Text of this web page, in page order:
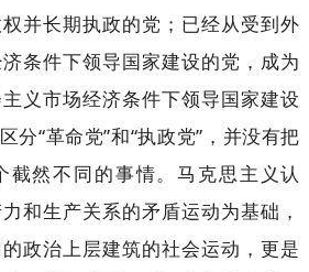
并长期执政的党；已经从受到外
条件下领导国家建设的党，成为
义市场经济条件下领导国家建设
分“革命党”和“执政党”，并没有把
截然不同的事情。马克思主义认
和生产关系的矛盾运动为基础，
政治上层建筑的社会运动，更是